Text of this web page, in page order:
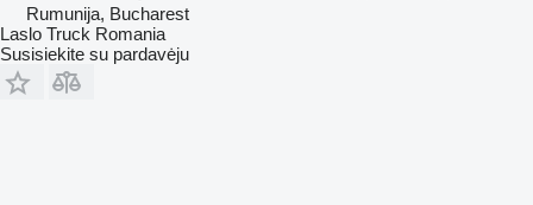
Rumunija, Bucharest
Laslo Truck Romania
Susisiekite su pardavėju